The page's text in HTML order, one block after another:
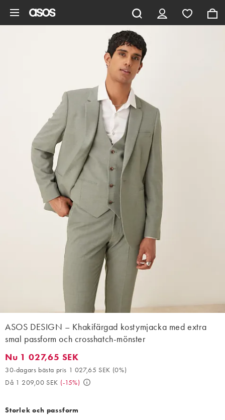
ASOS DESIGN – Khakifärgad kostymjacka med extra
smal passform och crosshatch-mönster
Nu 1 027,65 SEK. 30-dagars bästa pris 1 027,65 SEK (0%). Då
Nu 1 027,65 SEK
30-dagars bästa pris 1 027,65 SEK (0%)
Då 1 209,00 SEK (-15%)
Storlek och passform